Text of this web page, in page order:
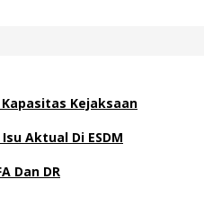
Kejaksaan
Aktual Di ESDM
Dan DR